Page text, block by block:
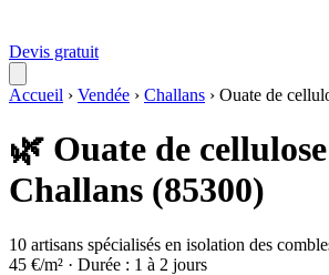
Devis gratuit
Accueil › Vendée › Challans › Ouate de
🌿 Ouate de
Challans (85300)
10 artisans spécialisés en isolation des
45 €/m² · Durée : 1 à 2 jours